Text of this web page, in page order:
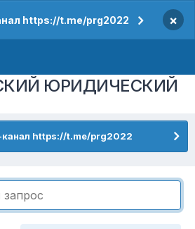
https://t.me/prg2022 ×
ЮРИДИЧЕСКИЙ
https://t.me/prg2022